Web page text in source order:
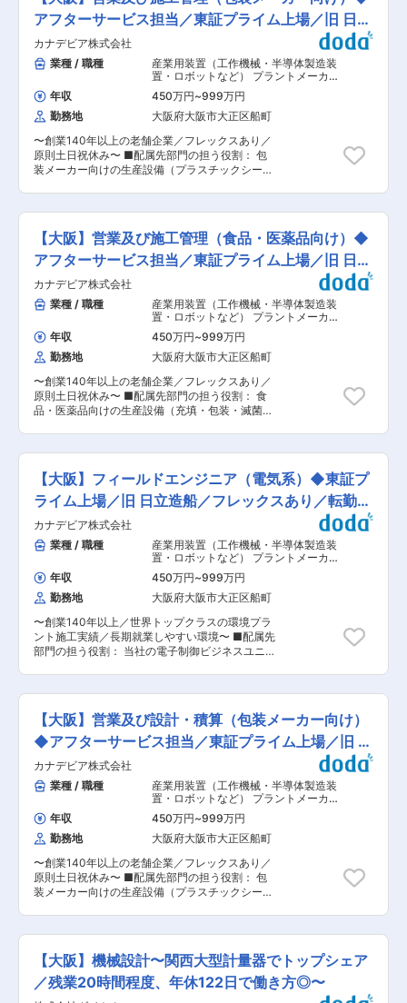
営業部門長か社長と共に営業同行し、独り立ちま
でサポートします。最短半年で独り立ちしてお
り、大手をお任せする場合は3年かけて育成。装
置に関わる専門知識は営業部・製造部の先輩や取
引先からも学べますので、現時点で知識がなくて
オーダーメイドのため、単に製品を売るだけでは
ない面白さとやりがいを感じられます。 ■組織構
成： 営業部には5名が在籍しています。社長をは
じめ、文系・別業種出身者など様々な職務経歴の
社員が活躍しています。 ■働きやすい環境： ◇
仕事と子育て・介護が両立が可能です。仕事と家
針で明文化され、管理職や従業員にも周知されて
います。 ◇勤務時間については、保育施設の送迎
供の急病、学校等の行事、介護対象者の通院・介
護施設への通所の際、半日又は時間単位で休暇を
取得可能です。
製品は使用されています。 ■具体的には： ◇新
規が1〜2割程度（ご紹介にて獲得）で、既存顧客
がメインです。 ◇1人5社〜10社ほどを担当し、
定期的に訪問（週1〜3回ペース、午前・午後どち
らかで1〜2社/日※社用車使用）を実施。新たな開
発ニーズのキャッチ、製造手配、アフターフォロ
ーを行います。また同じ取引先の別部署や別工場
の紹介を頂くことも大事です。 ◇出張は月1回程
度（2〜3泊）です。 ◇顧客先は三菱重工/明電舎/
クボタなど（大手直接取引もあります） ◇目標に
ついては個人で設定をし、上司と相談のうえ決定
します。 【扱う製品】 『ユンボなどの工業機
械』『球場の客先稼働装置・ピッチャーマウンド
など多様。身近な製品から最先端の技術にまで幅
広く活用される製品を扱います。これができる技
術力が、当社の安定性の証です。 ■入社後につい
て： 営業部門長か社長と共に営業同行し、独り立
ちまでサポートします。最短半年で独り立ちして
おり、大手をお任せする場合は3年かけて育成。
装置に関わる専門知識は営業部・製造部の先輩や
取引先からも学べますので、現時点で知識がなく
ても大丈夫です。 ■組織構成： 営業部には5名
（20代1名/30代1名/40代1名/50代2名）が在籍し
ています。社長をはじめ、文系・別業種出身者な
ど様々な職務経歴の社員が活躍しています。 ■働
きやすい環境： ◇仕事と子育て・介護が両立が可
が、経営や人事の方針で明文化され、管理職や従
業員にも周知されています。 ◇勤務時間について
対応できます。 ◇子供の急病、学校等の行事、介
護対象者の通院・介護施設への通所の際、半日又
は時間単位で休暇を取得可能です。
アフターサービス担当／東証プライム上場／旧 日立
造船
カナデビア株式会社
業種 / 職種
産業用装置（工作機械・半導体製造装
置・ロボットなど） プラントメーカ
ー・プラントエンジニアリング
械・産業機械・ロボット 施工管理（機
械）
年収 450万円~999万円
勤務地
大阪府大阪市大正区船町
〜創業140年以上の老舗企業／フレックスあり／
原則土日祝休み〜 ■配属先部門の担う役割： 包
装メーカー向けの生産設備（プラスチックシー
す。 ■入社後の具体的な仕事内容： 当社が納入
している、主に包装メーカー向けの生産設備（プ
ラスチックシート・フィルム製造装置）のアフタ
ーサービス担当として、下記の業務を担当しま
す。 ◎機械を納入している全国の主に既存顧客か
ら依頼を受け、定期メンテナンスや補修工事等を
実施するための工事作業業者の選定及び見積入手
◎顧客に提示する見積書作成、受注（契約） ◎実
際の工事現場の管理監督まで一気通貫した業務を
行います。 一概には言えませんが、工期は1〜2日
と短期の案件もあれば、1週間程度の案件もあり
ます（期間中は近隣のホテル等に宿泊していただ
きます）。 ※1週間程度の案件については、お盆
休みやGW等の連休を利用して行う可能性もあり
ますが、原則は土日祝がお休みとなります。 ■組
織構成： 機械事業本部 システム機械ビジネスユ
した雰囲気がある、グループ内の連携も盛んな組
織です。 ■仕事の進め方： お客様との良好な関
係を築くため、またマニュアルを用いた点検等を
含めた巡回もあるため、1日1〜2件程度、お客様
先へ訪問します。お客様のお困りごとを聞き出
し、スムーズな対応ができるよう定期接点を取り
3回程度あります。 ■事業の目指す姿： お客様の
お困りごとや課題に対してスムーズにお応えでき
るよう、定期的な接点はもちろんのこと、より良
好な関係を構築できるよう、技術的な側面だけで
はなく、総合的な満足度アップに向けて、組織体
制の強化を図ります。 ■募集ポジション： 担当
【大阪】営業及び施工管理（食品・医薬品向け）◆
アフターサービス担当／東証プライム上場／旧 日立
造船
カナデビア株式会社
業種 / 職種
産業用装置（工作機械・半導体製造装
置・ロボットなど） プラントメーカ
ー・プラントエンジニアリング
械・産業機械・ロボット 施工管理（機
械）
年収 450万円~999万円
勤務地
大阪府大阪市大正区船町
〜創業140年以上の老舗企業／フレックスあり／
原則土日祝休み〜 ■配属先部門の担う役割： 食
品・医薬品向けの生産設備（充填・包装・滅菌ラ
管理をお任せします。 ■入社後の具体的な仕事内
容： 当社が納入している、食品・医薬品等の生産
設備向け充填・包装・滅菌ラインシステム、画像
式・機械式選別機械等のアフターサービス担当と
して、下記の業務を担当します。 ◎各種機械を納
入している全国の主に既存顧客から依頼を受け、
定期メンテナンスや補修工事等を実施するための
工事作業業者の選定及び見積入手 ◎顧客に提示す
る見積書作成、受注（契約） ◎実際の工事現場の
管理監督まで一気通貫した業務を行います。 一概
には言えませんが、工期は1〜2日と短期の案件も
あれば、2週間程度の案件もあります（期間中は
近隣のホテル等に宿泊）。 ※1〜2週間程度の案件
については、お盆休みやGW等の連休を利用して
行うことが多くありますが、原則は土日祝がお休
みとなります。 ■組織構成： 機械事業本部 シス
社員が多く存在する組織です。 ■仕事の進め方：
お客様との良好な関係を築くため、またマニュア
ルを用いた点検等を含めた巡回もあるため、1日
1〜2件程度、客先へ訪問します。お客様のお困り
ごとを聞き出し、スムーズな対応ができるよう定
期接点を取ります。 ■出張の有無： 宿泊を伴う
出張が月に1〜3回程度あります。 ■事業の目指す
姿： お客様のお困りごとや課題にたいしてスムー
ズにお応えできるよう、定期的な接点はもちろん
のこと、より良好な関係を構築できるよう、技術
的な側面だけではなく、総合的な満足度アップに
向けて、組織体制の強化を図ります。 ■本ポジシ
ョンの魅力ややりがい： お客様にとっては機械ト
ラブルを未然に防いだり、急なお困りごとやご要
望にお応えすると、絶大な感謝やお喜びの声を頂
です。 ■募集ポジション： 担当者／リーダーク
ラス
【大阪】フィールドエンジニア（電気系）◆東証プ
ライム上場／旧 日立造船／フレックスあり／転勤な
し
カナデビア株式会社
業種 / 職種
産業用装置（工作機械・半導体製造装
置・ロボットなど） プラントメーカ
ー・プラントエンジニアリング
械・産業機械・ロボット プラント機
器・設備
年収 450万円~999万円
勤務地
大阪府大阪市大正区船町
〜創業140年以上／世界トップクラスの環境プラ
ント施工実績／長期就業しやすい環境〜 ■配属先
部門の担う役割： 当社の電子制御ビジネスユニッ
作業を担っています。 ■入社後の具体的な仕事内
容： 主に過去に納入した制御盤、PC（アプリ、
SCADA）、PLCのリプレースにかかわるプログ
ラム更新や改造、現地作業管理をご担当いただき
ます。 ＜具体的には＞ 制御盤、PC（VB，.net，
Oracle，PostgreSQL，C，SCADA）、PLCを用
いた各種機器の更新、リプレース工事にかかる設
計、お客様や協力会社の他、設計や社内他部署と
の各種調整、検査、現地作業指示（協力会社の作
業員1〜5名程度への作業指示）等を行っていただ
きます。 ※現地作業は数日〜1ヶ月程度（案件に
より異なります） ご経験を鑑み、電気設備の保守
点検や納入にかかる現地作業指示をご担当いただ
く場合もあります（西日本全域）。 ■組織構成：
機械事業本部 電子制御ビジネスユニット 制御機
器部 フィールドエンジニアリング大阪グループ：
も多く、馴染みやすい環境です。 ■仕事の進め
方： 入社後は現場OJTを通じて徐々に業務に慣れ
ていただく想定です。新規納入はほとんどないた
め、前回工事の手順に倣って業務を進めていただ
【大阪】営業及び設計・積算（包装メーカー向け）
◆アフターサービス担当／東証プライム上場／旧 日
立造船
カナデビア株式会社
業種 / 職種
産業用装置（工作機械・半導体製造装
置・ロボットなど） プラントメーカ
ー・プラントエンジニアリング
工作機械・産業機械営業（国内） 電気
設計（工作機械・装置・設備・制御盤
年収 450万円~999万円
勤務地
大阪府大阪市大正区船町
〜創業140年以上の老舗企業／フレックスあり／
原則土日祝休み〜 ■配属先部門の担う役割： 包
装メーカー向けの生産設備（プラスチックシー
す。 ■入社後の具体的な仕事内容： 当社が納入
している、主に包装メーカー向けの生産設備（プ
ラスチックシート・フィルム製造装置）のアフタ
ーサービス担当として、下記の業務を担当しま
す。 ◎機械を納入している全国の主に既存顧客へ
【大阪】機械設計〜関西大型計量器でトップシェア
／残業20時間程度、年休122日で働き方◎〜